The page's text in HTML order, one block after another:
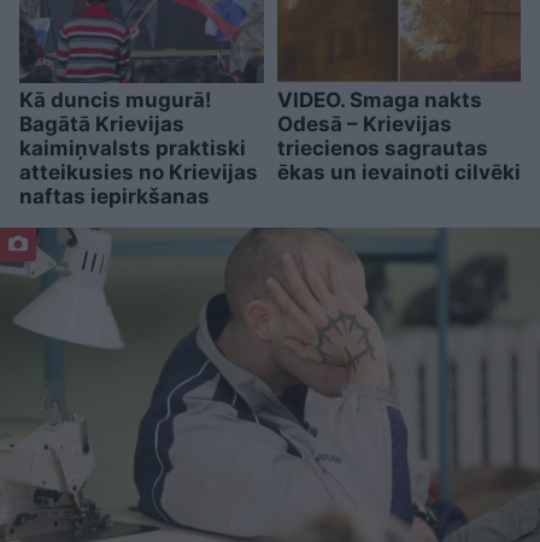
Kā duncis mugurā!
Bagātā Krievijas
kaimiņvalsts praktiski
atteikusies no Krievijas
naftas iepirkšanas
VIDEO. Smaga nakts
Odesā – Krievijas
triecienos sagrautas
ēkas un ievainoti cilvēki